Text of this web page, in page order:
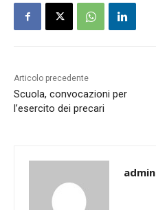
Articolo precedente
Scuola, convocazioni per
l’esercito dei precari
admin